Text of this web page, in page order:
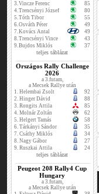
3.Vincze Ferenc
85
4.Trencsényi József
80
5.Tóth Tibor
55
6.Osváth Péter
49
7.Kovács Antal
49
8.Trencsényi Vince
43
9.Bujdos Miklós 37
teljes táblázat
Országos Rally Challenge
2026
a 3.futam,
a Mecsek Rallye után
1. Helembai Zsolt
92
2. Hinger Dávid
88
3. Rongits Attila
85
4. Molnár Zoltán
62
5. Helgert Tamás
58
6. Tárkányi Sándor
35
7. Csáthy Miklós
34
8. Nagy Gábor
27
9. Ruszkai Attila 24
teljes táblázat
Peugeot 208 Rally4 Cup
Hungary
a 3.futam,
a Mecsek Rallye után